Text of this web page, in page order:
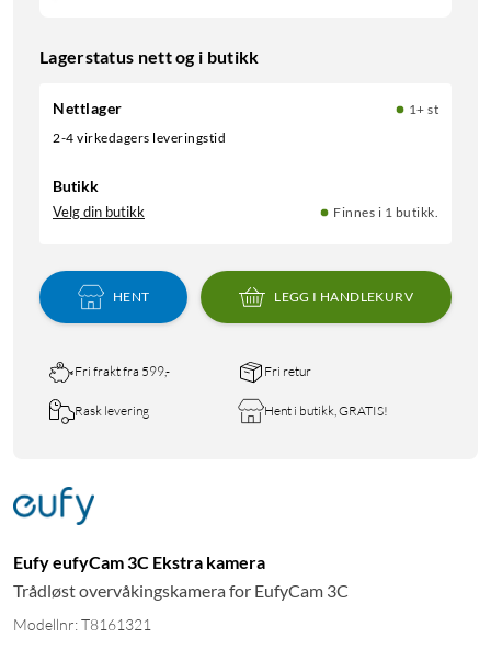
Lagerstatus nett og i butikk
Nettlager
1+ st
2-4 virkedagers leveringstid
Butikk
Velg din butikk Finnes i 1 butikk.
HENT LEGG I HANDLEKURV
Fri frakt fra 599,- Fri retur
Rask levering Hent i butikk, GRATIS!
Eufy eufyCam 3C Ekstra kamera
Trådløst overvåkingskamera for EufyCam 3C
Modellnr: T8161321